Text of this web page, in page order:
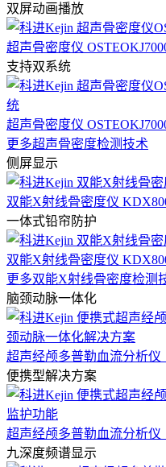
双屏动画播放
超声骨密度仪
支持双系统
超声骨密度仪
更多超声骨密度检测技术
侧屏显示
双能X射线骨密度仪
一体式铅帘防护
双能X射线骨密度仪
更多双能X射线骨密度检测
脑颈动脉一体化
超声经颅多普勒血流分析仪
便携型解决方案
超声经颅多普勒血流分析仪
九深度频谱显示